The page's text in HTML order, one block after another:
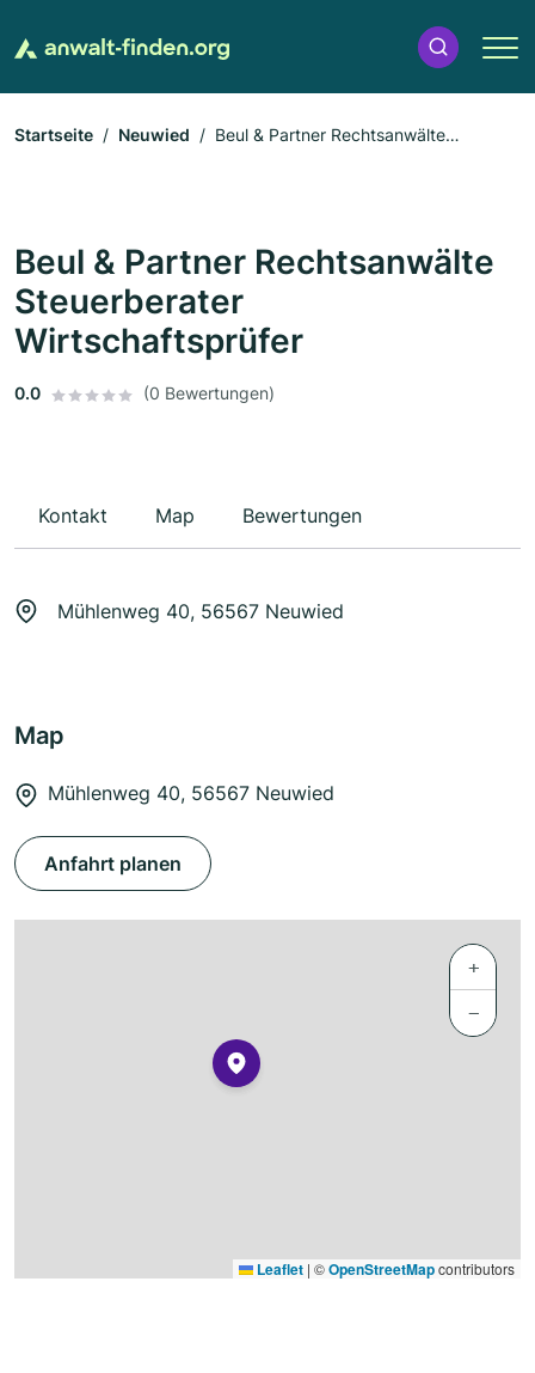
Startseite Neuwied
Beul & Partner Rechtsanwälte
Beul & Partner Rechtsanwälte
Steuerberater
Wirtschaftsprüfer
0.0 (0 Bewertungen)
Kontakt Map Bewertungen
Mühlenweg 40, 56567 Neuwied
Map
Mühlenweg 40, 56567 Neuwied
Anfahrt planen
+
−
Leaflet | ©OpenStreetMapcontributors